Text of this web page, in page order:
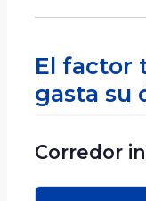
El factor
gasta su
Corredor